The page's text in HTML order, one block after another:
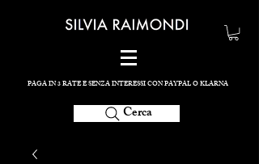
PAGA IN 3 RATE E SENZA INTERESSI CON PAYPAL O KLARNA
Cerca